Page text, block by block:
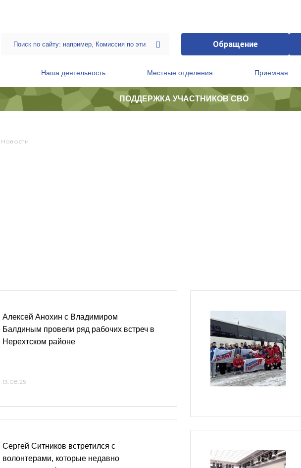
Обращение
Наша деятельность Местные отделения Приемная
ПОДДЕРЖКА УЧАСТНИКОВ СВО
Новости
Алексей Анохин с Владимиром
Балдиным провели ряд рабочих встреч в
Нерехтском районе
13.08.25
Сергей Ситников встретился с
волонтерами, которые недавно